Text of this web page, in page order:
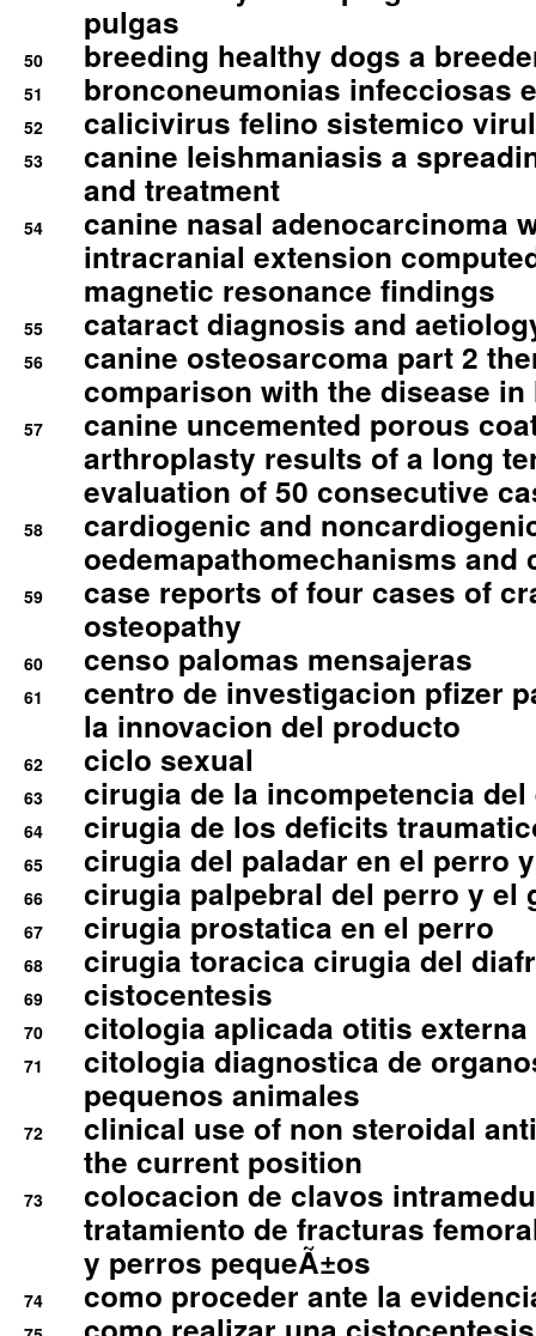
pulgas
50 breeding healthy dogs a
51 bronconeumonias infecciosas
52 calicivirus felino sistemico
53
canine leishmaniasis a
and treatment
54
canine nasal adenocarcinoma
intracranial extension
magnetic resonance findings
55 cataract diagnosis and
56
canine osteosarcoma part 2
comparison with the disease in
57
canine uncemented porous
arthroplasty results of a long
evaluation of 50 consecutive
58
cardiogenic and
oedemapathomechanisms and
59
case reports of four cases of
osteopathy
60 censo palomas mensajeras
61
centro de investigacion pfizer
la innovacion del producto
62 ciclo sexual
63 cirugia de la incompetencia
64 cirugia de los deficits
65 cirugia del paladar en el perro
66 cirugia palpebral del perro y el
67 cirugia prostatica en el perro
68 cirugia toracica cirugia del
69 cistocentesis
70 citologia aplicada otitis externa
71
citologia diagnostica de
pequenos animales
72
clinical use of non steroidal
the current position
73
colocacion de clavos
tratamiento de fracturas
y perros pequeÃ±os
74 como proceder ante la